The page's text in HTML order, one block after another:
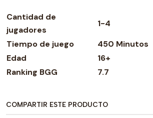
Cantidad de
jugadores
1-4
Tiempo de juego
450 Minutos
Edad
16+
Ranking BGG
7.7
COMPARTIR ESTE PRODUCTO